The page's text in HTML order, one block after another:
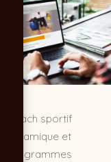
coach sportif
dynamique et
programmes